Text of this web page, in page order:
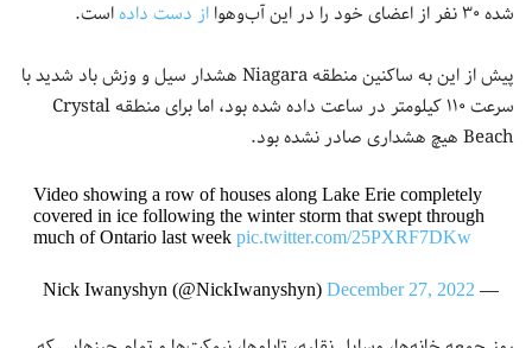
شده ۳۰ نفر از اعضای خود را در این آب‌وهوا
از دست دادهاست.
پیش از این به ساکنین منطقه Niagara هشدار سیل و وزش باد شدید با
سرعت ۱۱۰ کیلومتر در ساعت داده شده بود، اما برای منطقه Crystal
Beach هیچ هشداری صادر نشده بود.
Video showing a row of houses along Lake Erie completely
covered in ice following the winter storm that swept through
much of Ontario last week pic.twitter.com/25PXRF7DKw
— Nick Iwanyshyn (@NickIwanyshyn)
December 27, 2022